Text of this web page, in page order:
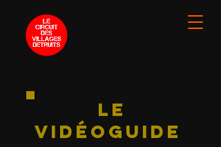
le
Vidéoguide